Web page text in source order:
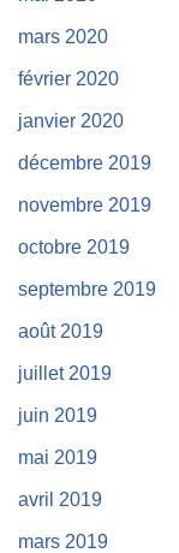
mars 2020
février 2020
janvier 2020
décembre 2019
novembre 2019
octobre 2019
septembre 2019
août 2019
juillet 2019
juin 2019
mai 2019
avril 2019
mars 2019